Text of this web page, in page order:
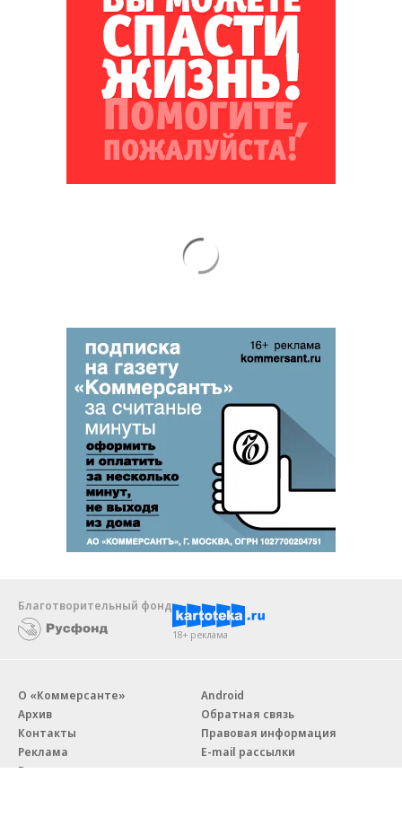
Благотворительный фонд
18+ реклама
О «Коммерсанте»
Архив
Контакты
Реклама
Вакансии
Android
Обратная связь
Правовая информация
E-mail рассылки